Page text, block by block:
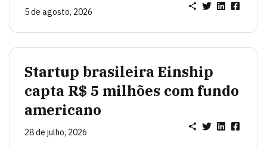
5 de agosto, 2026
Startup brasileira Einship
capta R$ 5 milhões com fundo
americano
28 de julho, 2026